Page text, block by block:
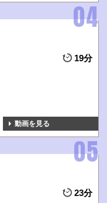
19分
動画を見る
23分